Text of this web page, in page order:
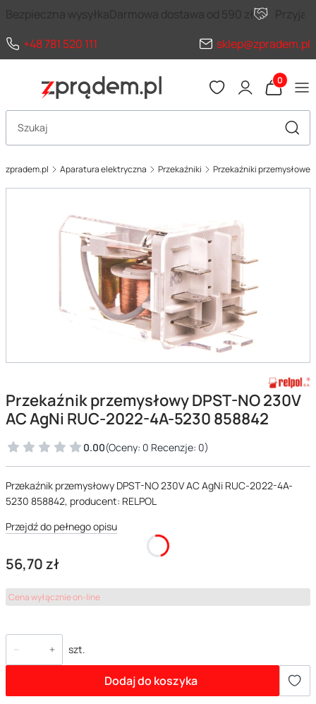
Bezpieczna wysyłkaDarmowa dostawa od 590 zł
+48 781 520 111
sklep@zpradem.pl
Produkty
Otwórz wyszukiwarkę
zpradem.pl Aparatura elektryczna Przekaźniki Przekaźniki przemysłowe
Przekaźnik przemysłowy DPST-NO 230V
AC AgNi RUC-2022-4A-5230 858842
0.00(Oceny: 0 Recenzje: 0)
Przekaźnik przemysłowy DPST-NO 230V AC AgNi RUC-2022-4A-
5230 858842, producent: RELPOL
Przejdź do pełnego opisu
Cena
56,70 zł
Cena wyłącznie on-line
szt.
Dodaj do koszyka